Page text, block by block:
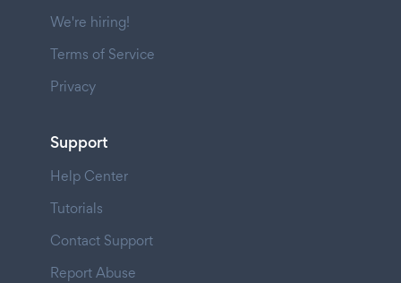
We're hiring!
Terms of Service
Privacy
Support
Help Center
Tutorials
Contact Support
Report Abuse